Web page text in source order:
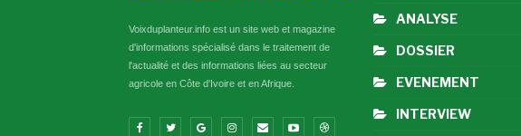
Voixduplanteur.info est un site web et magazine
d'informations spécialisé dans le traitement de
l'actualité et des informations liées au secteur
agricole en Côte d'Ivoire et en Afrique.
ANALYSE
DOSSIER
EVENEMENT
INTERVIEW